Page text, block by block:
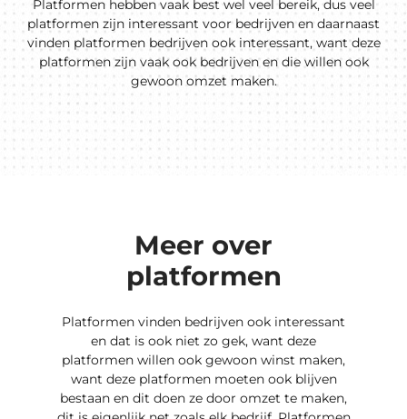
Platformen hebben vaak best wel veel bereik, dus veel
platformen zijn interessant voor bedrijven en daarnaast
vinden platformen bedrijven ook interessant, want deze
platformen zijn vaak ook bedrijven en die willen ook
gewoon omzet maken.
Meer over
platformen
Platformen vinden bedrijven ook interessant
en dat is ook niet zo gek, want deze
platformen willen ook gewoon winst maken,
want deze platformen moeten ook blijven
bestaan en dit doen ze door omzet te maken,